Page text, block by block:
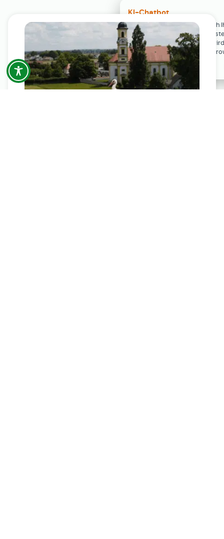
KI-Chatbot
Der KI-Chatbot steht erst nach
Einwilligung in den Cookie-
Verfügung. Der Chat-Verlauf
ausschließlich lokal in Ihrem
gespeichert.